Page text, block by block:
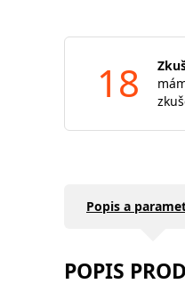
18
Popis a
POPIS